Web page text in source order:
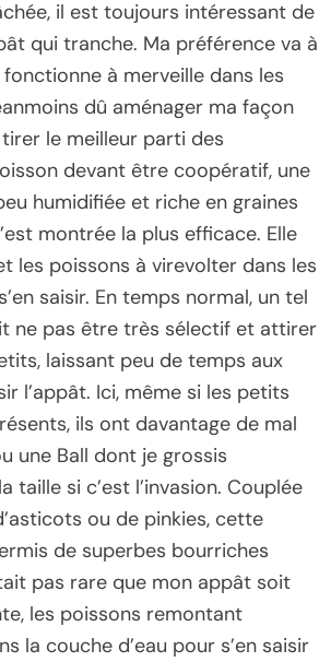
il est toujours intéressant de
qui tranche. Ma préférence va à
fonctionne à merveille dans les
dû aménager ma façon
le meilleur parti des
devant être coopératif, une
humidifiée et riche en graines
montrée la plus efficace. Elle
les poissons à virevolter dans les
saisir. En temps normal, un tel
ne pas être très sélectif et attirer
laissant peu de temps aux
l’appât. Ici, même si les petits
ils ont davantage de mal
une Ball dont je grossis
taille si c’est l’invasion. Couplée
ou de pinkies, cette
de superbes bourriches
pas rare que mon appât soit
les poissons remontant
la couche d’eau pour s’en saisir